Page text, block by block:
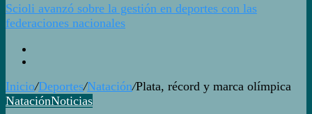
Scioli avanzó sobre la gestión en deportes con las
federaciones nacionales
Inicio/Deportes/Natación/Plata, récord y marca olímpica
NataciónNoticias